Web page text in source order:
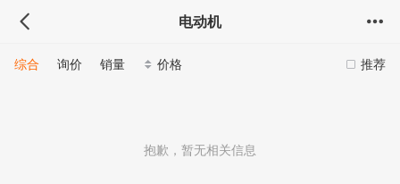
电动机
推荐
综合 询价 销量 价格
抱歉，暂无相关信息